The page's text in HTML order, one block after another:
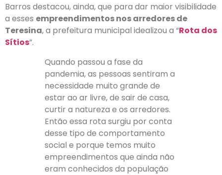
Barros destacou, ainda, que para dar maior visibilidade
a esses empreendimentos nos arredores de
Teresina, a prefeitura municipal idealizou a “Rota dos
Sítios”.
Quando passou a fase da
pandemia, as pessoas sentiram a
necessidade muito grande de
estar ao ar livre, de sair de casa,
curtir a natureza e os arredores.
Então essa rota surgiu por conta
desse tipo de comportamento
social e porque temos muito
empreendimentos que ainda não
eram conhecidos da população